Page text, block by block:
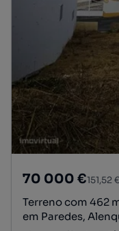
70 000 €151,52
Terreno com 462
em Paredes,